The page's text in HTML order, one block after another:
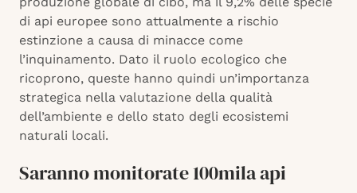
di api europee sono attualmente a rischio
estinzione a causa di minacce come
l’inquinamento. Dato il ruolo ecologico che
ricoprono, queste hanno quindi un’importanza
strategica nella valutazione della qualità
dell’ambiente e dello stato degli ecosistemi
naturali locali.
Saranno monitorate 100mila api